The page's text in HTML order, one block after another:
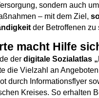
sondern auch
– mit dem Ziel,
der Betroffenen zu
macht Hilfe
der digitale Sozialatlas
die Vielzahl an
durch Informationsflyer
Kreises. So erhalten